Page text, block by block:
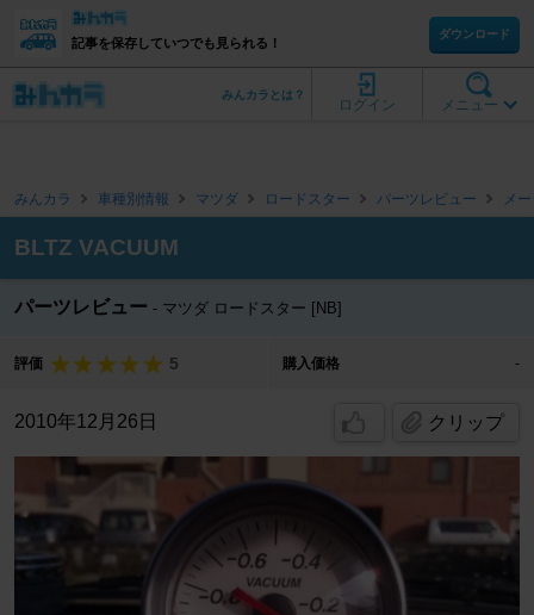
記事を保存していつでも見られる！
ダウンロード
メニュー
ログイン
みんカラとは？
みんカラ 車種別情報 マツダ ロードスター パーツレビュー メ
BLTZ VACUUM
パーツレビュー マツダ ロードスター [NB]
評価 5 購入価格 -
2010年12月26日 クリップ